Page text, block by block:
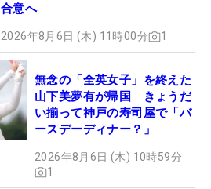
合意へ
2026年8月6日 (木) 11時00分 1
無念の「全英女子」を終えた
山下美夢有が帰国 きょうだ
い揃って神戸の寿司屋で「バ
ースデーディナー？」
2026年8月6日 (木) 10時59分
1